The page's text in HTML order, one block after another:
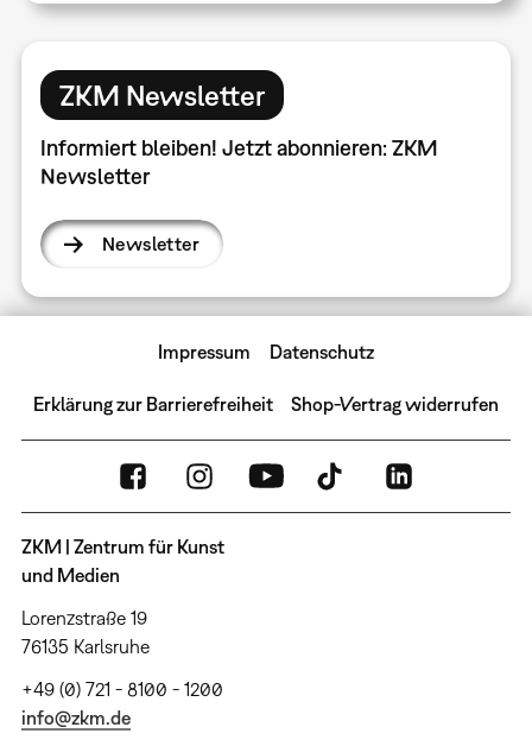
ZKM Newsletter
Informiert bleiben! Jetzt abonnieren: ZKM
Newsletter
Newsletter
Impressum Datenschutz
Erklärung zur Barrierefreiheit Shop-Vertrag widerrufen
ZKM | Zentrum für Kunst
und Medien
Lorenzstraße 19
76135 Karlsruhe
+49 (0) 721 - 8100 - 1200
info@zkm.de